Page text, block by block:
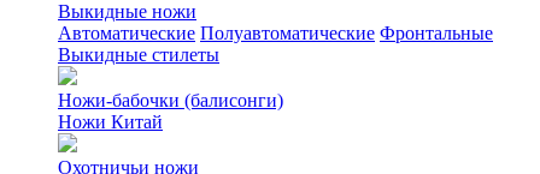
Выкидные ножи
Автоматические Полуавтоматические Фронтальные
Выкидные стилеты
Ножи-бабочки (балисонги)
Ножи Китай
Охотничьи ножи